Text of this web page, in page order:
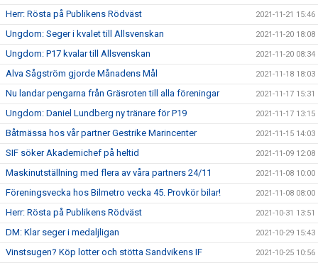
Herr: Rösta på Publikens Rödväst 2021-11-21 15:46
Ungdom: Seger i kvalet till Allsvenskan 2021-11-20 18:08
Ungdom: P17 kvalar till Allsvenskan 2021-11-20 08:34
Alva Sågström gjorde Månadens Mål 2021-11-18 18:03
Nu landar pengarna från Gräsroten till alla föreningar 2021-11-17 15:31
Ungdom: Daniel Lundberg ny tränare för P19 2021-11-17 13:15
Båtmässa hos vår partner Gestrike Marincenter 2021-11-15 14:03
SIF söker Akademichef på heltid 2021-11-09 12:08
Maskinutställning med flera av våra partners 24/11 2021-11-08 10:00
Föreningsvecka hos Bilmetro vecka 45. Provkör bilar! 2021-11-08 08:00
Herr: Rösta på Publikens Rödväst 2021-10-31 13:51
DM: Klar seger i medaljligan 2021-10-29 15:43
Vinstsugen? Köp lotter och stötta Sandvikens IF 2021-10-25 10:56